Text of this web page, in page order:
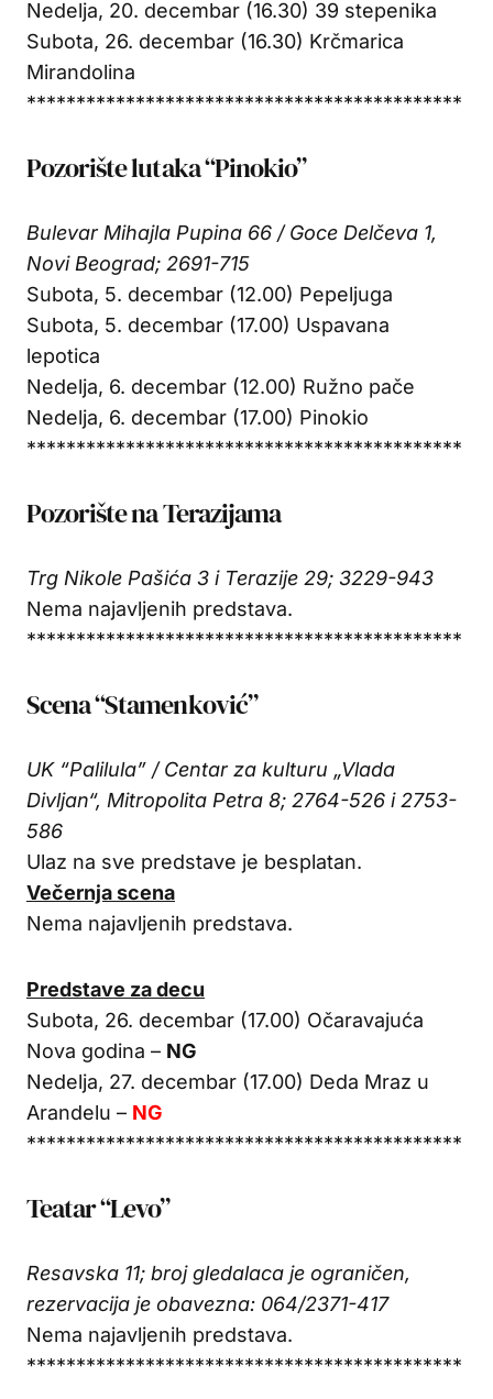
Nedelja, 20. decembar (16.30) 39 stepenika
Subota, 26. decembar (16.30) Krčmarica
Mirandolina
********************************************
Pozorište lutaka “Pinokio”
Bulevar Mihajla Pupina 66 / Goce Delčeva 1,
Novi Beograd; 2691-715
Subota, 5. decembar (12.00) Pepeljuga
Subota, 5. decembar (17.00) Uspavana
lepotica
Nedelja, 6. decembar (12.00) Ružno pače
Nedelja, 6. decembar (17.00) Pinokio
********************************************
Pozorište na Terazijama
Trg Nikole Pašića 3 i Terazije 29; 3229-943
Nema najavljenih predstava.
********************************************
Scena “Stamenković”
UK “Palilula” / Centar za kulturu „Vlada
Divljan“, Mitropolita Petra 8; 2764-526 i 2753-
586
Ulaz na sve predstave je besplatan.
Večernja scena
Nema najavljenih predstava.
Predstave za decu
Subota, 26. decembar (17.00) Očaravajuća
Nova godina – NG
Nedelja, 27. decembar (17.00) Deda Mraz u
Arandelu – NG
********************************************
Teatar “Levo”
Resavska 11; broj gledalaca je ograničen,
rezervacija je obavezna: 064/2371-417
Nema najavljenih predstava.
********************************************